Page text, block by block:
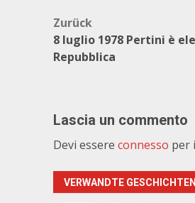
Zurück
8 luglio 1978 Pertini è
Repubblica
Lascia un commento
Devi essere connesso per
VERWANDTE GESCHICHTEN